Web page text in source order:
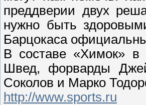
преддверии двух
нужно быть
Барцокаса
В составе «Химок» в
Швед, форварды
Соколов и Марко
http://www.sports.ru